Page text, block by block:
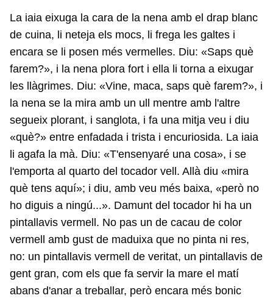
La iaia eixuga la cara de la nena amb el drap blanc
de cuina, li neteja els mocs, li frega les galtes i
encara se li posen més vermelles. Diu: «Saps què
farem?», i la nena plora fort i ella li torna a eixugar
les llàgrimes. Diu: «Vine, maca, saps què farem?», i
la nena se la mira amb un ull mentre amb l'altre
segueix plorant, i sanglota, i fa una mitja veu i diu
«què?» entre enfadada i trista i encuriosida. La iaia
li agafa la mà. Diu: «T'ensenyaré una cosa», i se
l'emporta al quarto del tocador vell. Allà diu «mira
què tens aquí»; i diu, amb veu més baixa, «però no
ho diguis a ningú...». Damunt del tocador hi ha un
pintallavis vermell. No pas un de cacau de color
vermell amb gust de maduixa que no pinta ni res,
no: un pintallavis vermell de veritat, un pintallavis de
gent gran, com els que fa servir la mare el matí
abans d'anar a treballar, però encara més bonic